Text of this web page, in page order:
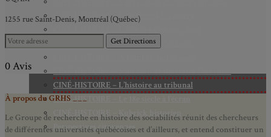
CINÉ-HISTOIRE – La femme à la caméra
CINÉ-HISTOIRE – Rome face à l’histoire
CINÉ-HISTOIRE – Sous l’œil de Bertrand Tavernier
CINÉ-HISTOIRE – L’histoire au tribunal
CINÉ-HISTOIRE – Le 18e siècle à l’écran
CINÉ-HISTOIRE – Kubrick historien
Perspectives citoyennes
1255 rue Saint-Denis, Montréal (Québec)
Get Directions
0 Avis
À propos du GRHS ___
Le Groupe de recherche en histoire des sociabilités réunit des chercheurs
de différentes universités québécoises et d’ailleurs, et entend constituer un